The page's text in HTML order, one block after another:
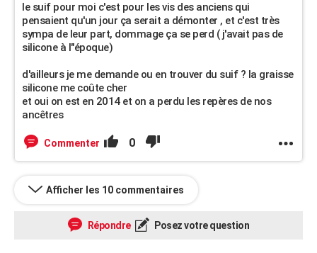
le suif pour moi c'est pour les vis des anciens qui
pensaient qu'un jour ça serait a démonter , et c'est très
sympa de leur part, dommage ça se perd ( j'avait pas de
silicone à l"époque)
d'ailleurs je me demande ou en trouver du suif ? la graisse
silicone me coûte cher
et oui on est en 2014 et on a perdu les repères de nos
ancêtres
Commenter 0
Afficher les 10 commentaires
Répondre Posez votre question